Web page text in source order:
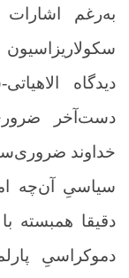
به‌رغم اشارات
دیدگاه
دست‌آخر
خداوند
سیاسیِ آن‌چه
دقیقا همبسته
دموکراسیِ